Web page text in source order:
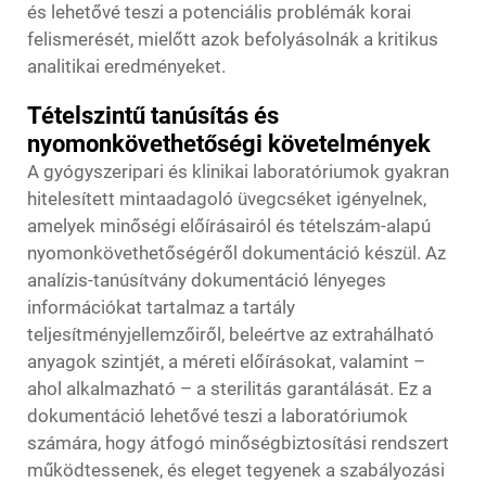
és lehetővé teszi a potenciális problémák korai
felismerését, mielőtt azok befolyásolnák a kritikus
analitikai eredményeket.
Tételszintű tanúsítás és
nyomonkövethetőségi követelmények
A gyógyszeripari és klinikai laboratóriumok gyakran
hitelesített mintaadagoló üvegcséket igényelnek,
amelyek minőségi előírásairól és tételszám-alapú
nyomonkövethetőségéről dokumentáció készül. Az
analízis-tanúsítvány dokumentáció lényeges
információkat tartalmaz a tartály
teljesítményjellemzőiről, beleértve az extrahálható
anyagok szintjét, a méreti előírásokat, valamint –
ahol alkalmazható – a sterilitás garantálását. Ez a
dokumentáció lehetővé teszi a laboratóriumok
számára, hogy átfogó minőségbiztosítási rendszert
működtessenek, és eleget tegyenek a szabályozási